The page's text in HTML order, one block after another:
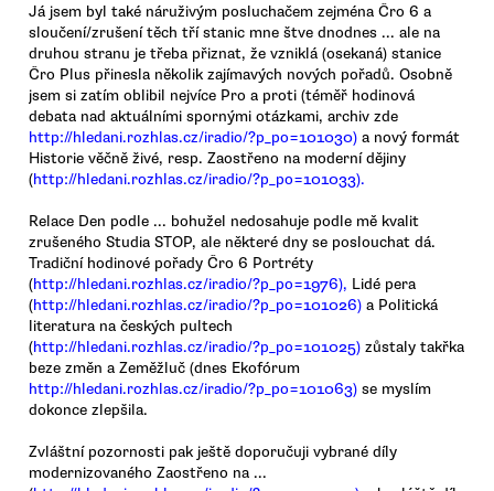
Já jsem byl také náruživým posluchačem zejména Čro 6 a
sloučení/zrušení těch tří stanic mne štve dnodnes ... ale na
druhou stranu je třeba přiznat, že vzniklá (osekaná) stanice
Čro Plus přinesla několik zajímavých nových pořadů. Osobně
jsem si zatím oblibil nejvíce Pro a proti (téměř hodinová
debata nad aktuálními spornými otázkami, archiv zde
http://hledani.rozhlas.cz/iradio/?p_po=101030) a nový formát
Historie věčně živé, resp. Zaostřeno na moderní dějiny
(http://hledani.rozhlas.cz/iradio/?p_po=101033).
Relace Den podle ... bohužel nedosahuje podle mě kvalit
zrušeného Studia STOP, ale některé dny se poslouchat dá.
Tradiční hodinové pořady Čro 6 Portréty
(http://hledani.rozhlas.cz/iradio/?p_po=1976), Lidé pera
(http://hledani.rozhlas.cz/iradio/?p_po=101026) a Politická
literatura na českých pultech
(http://hledani.rozhlas.cz/iradio/?p_po=101025) zůstaly takřka
beze změn a Zeměžluč (dnes Ekofórum
http://hledani.rozhlas.cz/iradio/?p_po=101063) se myslím
dokonce zlepšila.
Zvláštní pozornosti pak ještě doporučuji vybrané díly
modernizovaného Zaostřeno na ...